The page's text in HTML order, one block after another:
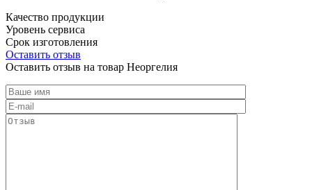
Качество продукции
Уровень сервиса
Срок изготовления
Оставить отзыв
Оставить отзыв на товар Неоргелия